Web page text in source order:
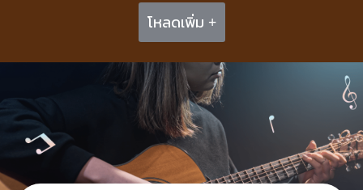
โหลดเพิ่ม +